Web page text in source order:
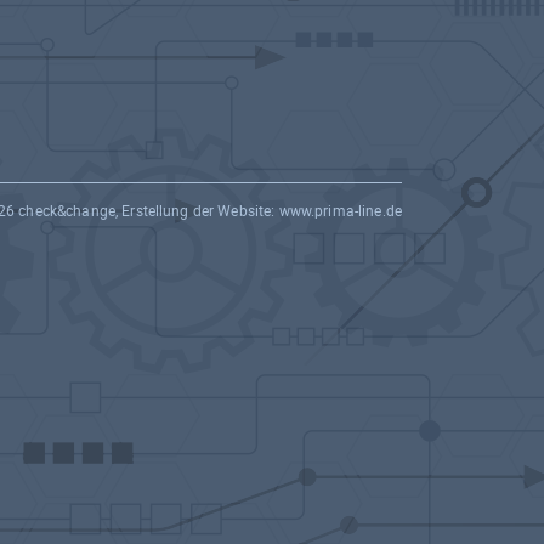
check&change, Erstellung der Website: www.prima-line.de